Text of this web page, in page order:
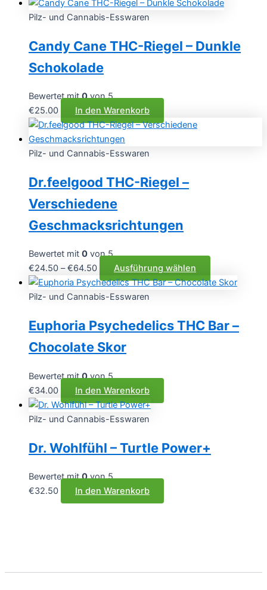
Pilz- und Cannabis-Esswaren
Candy Cane THC-Riegel – Dunkle
Schokolade
Bewertet mit0von 5
€25.00 In den Warenkorb
Pilz- und Cannabis-Esswaren
Dr.feelgood THC-Riegel –
Verschiedene
Geschmacksrichtungen
Bewertet mit 0 von 5
€24.50 –€64.50Preisspanne:
€24.50
bis
Ausführung wählen
Produkt
Varianten
werden
Pilz- und Cannabis-Esswaren
Euphoria Psychedelics THC Bar –
Chocolate Skor
Bewertet mit0von 5
€34.00 In den Warenkorb
Pilz- und Cannabis-Esswaren
Dr. Wohlfühl – Turtle Power+
Bewertet mit0von 5
€32.50 In den Warenkorb